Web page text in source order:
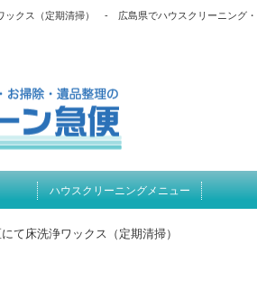
ックス（定期清掃） - 広島県でハウスクリーニング
ハウスクリーニングメニュー
て床洗浄ワックス（定期清掃）